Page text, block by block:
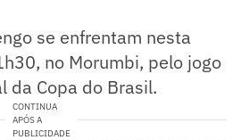
se enfrentam nesta
no Morumbi, pelo jogo
da Copa do Brasil.
CONTINUA
APÓS A
PUBLICIDADE